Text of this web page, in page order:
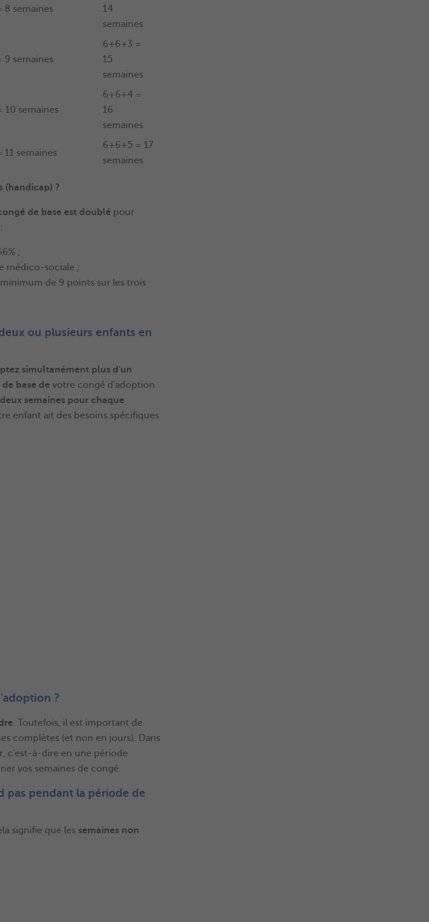
8 semaines
14
semaines
9 semaines
6+6+3 =
15
semaines
10 semaines
6+6+4 =
16
semaines
11 semaines
6+6+5 = 17
semaines
(handicap) ?
de base est doublé pour
;
médico-sociale ;
de 9 points sur les trois
ou plusieurs enfants en
simultanément plus d'un
de base devotre congé d'adoption
semaines pour chaque
enfant ait des besoins spécifiques
?
. Toutefois, il est important de
complètes (et non en jours). Dans
c'est-à-dire en une période
vos semaines de congé.
pas pendant la période de
signifie que les semaines non